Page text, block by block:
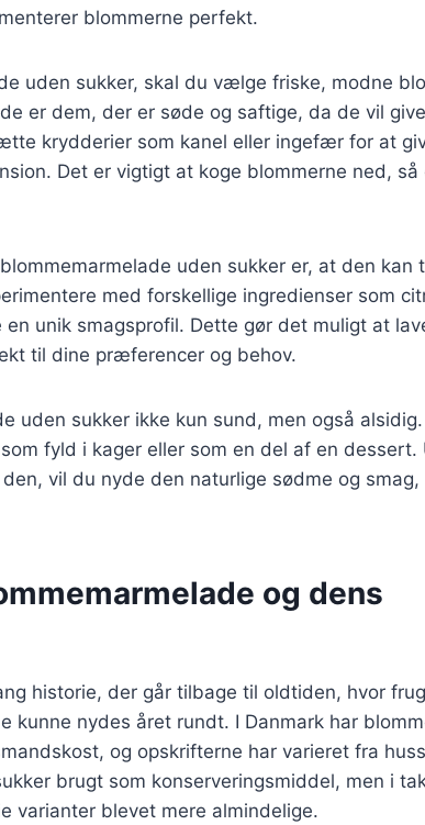
blommerne perfekt.
uden sukker, skal du vælge friske, modne
er dem, der er søde og saftige, da de vil
krydderier som kanel eller ingefær for at
Det er vigtigt at koge blommerne ned,
uden sukker er, at den kan
med forskellige ingredienser som
unik smagsprofil. Dette gør det muligt at
til dine præferencer og behov.
uden sukker ikke kun sund, men også
fyld i kager eller som en del af en dessert.
vil du nyde den naturlige sødme og smag,
og dens
historie, der går tilbage til oldtiden, hvor
kunne nydes året rundt. I Danmark har
og opskrifterne har varieret fra
brugt som konserveringsmiddel, men i
varianter blevet mere almindelige.